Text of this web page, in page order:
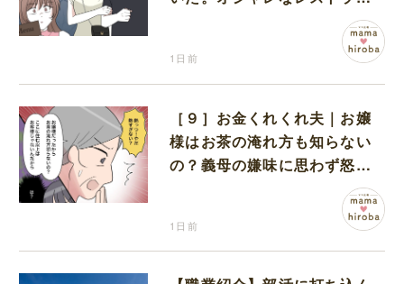
1日前
［９］お金くれくれ夫｜お嬢
様はお茶の淹れ方も知らない
の？義母の嫌味に思わず怒り
1日前